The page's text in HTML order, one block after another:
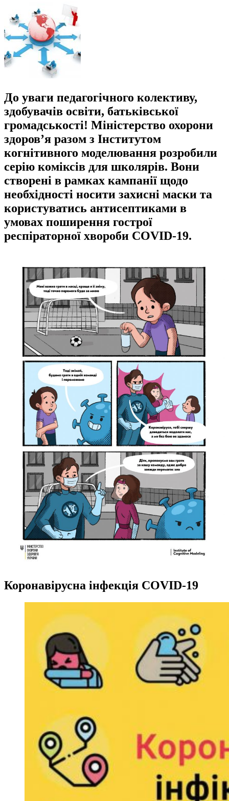
До уваги педагогічного колективу,
здобувачів освіти, батьківської
громадськості! Міністерство охорони
здоров’я разом з Інститутом
когнітивного моделювання розробили
серію коміксів для школярів. Вони
створені в рамках кампанії щодо
необхідності носити захисні маски та
користуватись антисептиками в
умовах поширення гострої
респіраторної хвороби COVID-19.
Коронавірусна інфекція COVID-19